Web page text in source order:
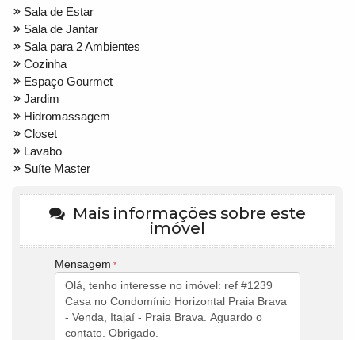
Sala de Estar
Sala de Jantar
Sala para 2 Ambientes
Cozinha
Espaço Gourmet
Jardim
Hidromassagem
Closet
Lavabo
Suíte Master
Mais informações sobre este
imóvel
Mensagem